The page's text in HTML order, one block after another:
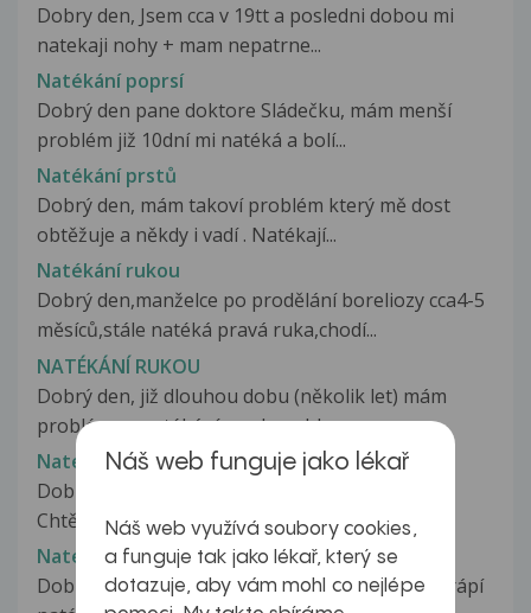
Dobry den, Jsem cca v 19tt a posledni dobou mi
natekaji nohy + mam nepatrne...
Natékání poprsí
Dobrý den pane doktore Sládečku, mám menší
problém již 10dní mi natéká a bolí...
Natékání prstů
Dobrý den, mám takoví problém který mě dost
obtěžuje a někdy i vadí . Natékají...
Natékání rukou
Dobrý den,manželce po prodělání boreliozy cca4-5
měsíců,stále natéká pravá ruka,chodí...
NATÉKÁNÍ RUKOU
Dobrý den, již dlouhou dobu (několik let) mám
problémy s natékáním rukou, hl....
Natékání rukou při sportu
Dobrý den přeji. Mám dotaz týkající se sportu.
Chtěla bych se informovat, z...
Natékání spodních víček
Dobrý den,chci se zeptat,zhruba 3 měsíce mě trápí
Náš web funguje jako lékař
Náš web využívá soubory cookies,
a funguje tak jako lékař, který se
dotazuje, aby vám mohl co nejlépe